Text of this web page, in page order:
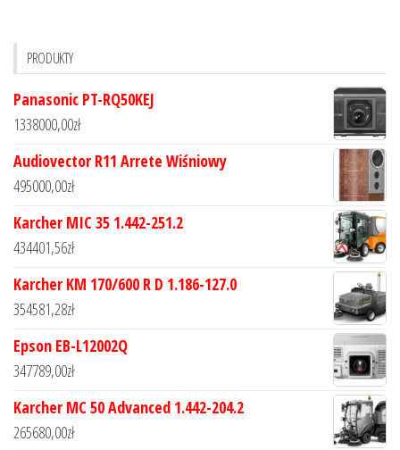
PRODUKTY
Panasonic PT-RQ50KEJ
1338000,00zł
Audiovector R11 Arrete Wiśniowy
495000,00zł
Karcher MIC 35 1.442-251.2
434401,56zł
Karcher KM 170/600 R D 1.186-127.0
354581,28zł
Epson EB-L12002Q
347789,00zł
Karcher MC 50 Advanced 1.442-204.2
265680,00zł